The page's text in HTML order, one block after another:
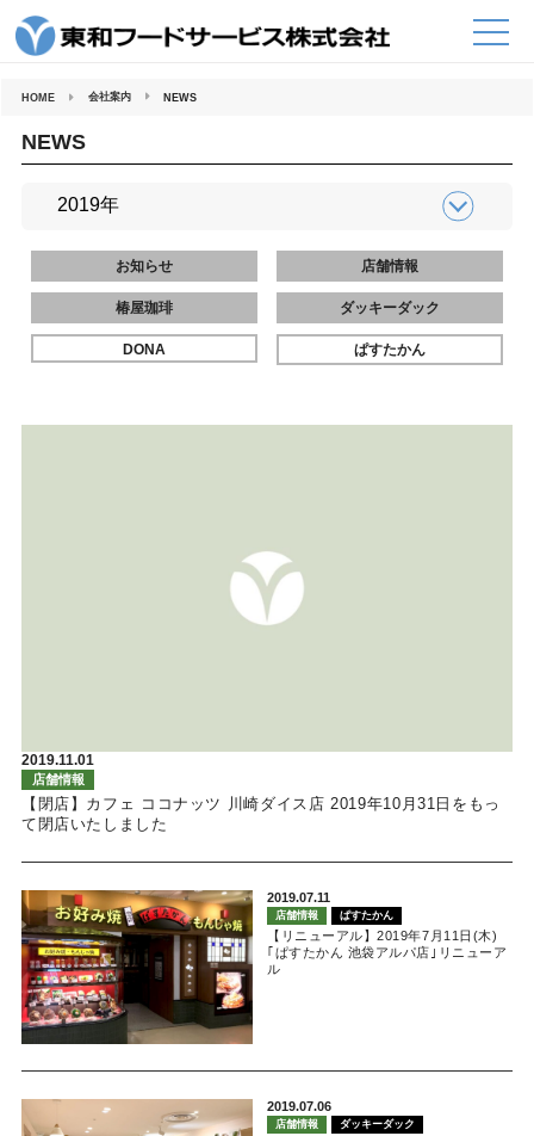
HOME 会社案内 NEWS
NEWS
お知らせ 店舗情報
椿屋珈琲 ダッキーダック
DONA ぱすたかん
2019.11.01
店舗情報
【閉店】カフェ ココナッツ 川崎ダイス店 2019年10月31日をもっ
て閉店いたしました
2019.07.11
店舗情報 ぱすたかん
【リニューアル】2019年7月11日(木)
｢ぱすたかん 池袋アルパ店｣リニューア
ル
2019.07.06
店舗情報 ダッキーダック